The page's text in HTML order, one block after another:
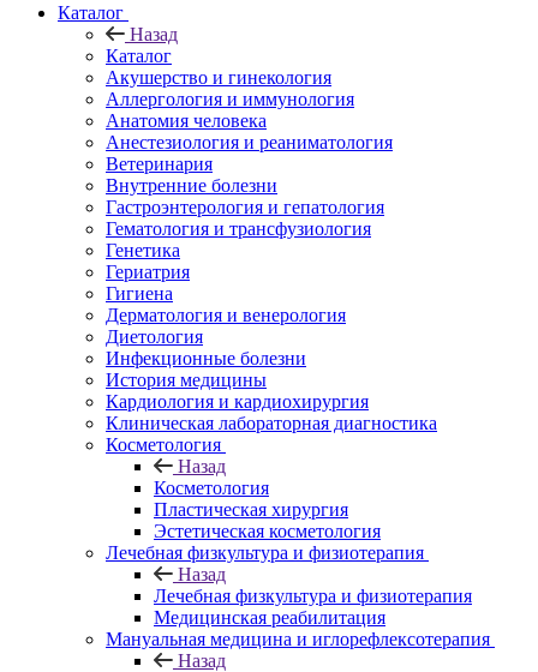
Каталог
Назад
Каталог
Акушерство и гинекология
Аллергология и иммунология
Анатомия человека
Анестезиология и реаниматология
Ветеринария
Внутренние болезни
Гастроэнтерология и гепатология
Гематология и трансфузиология
Генетика
Гериатрия
Гигиена
Дерматология и венерология
Диетология
Инфекционные болезни
История медицины
Кардиология и кардиохирургия
Клиническая лабораторная диагностика
Косметология
Назад
Косметология
Пластическая хирургия
Эстетическая косметология
Лечебная физкультура и физиотерапия
Назад
Лечебная физкультура и физиотерапия
Медицинская реабилитация
Мануальная медицина и иглорефлексотерапия
Назад